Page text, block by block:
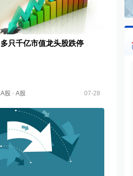
多只千亿市值龙头股跌停
A股· A股 07-28